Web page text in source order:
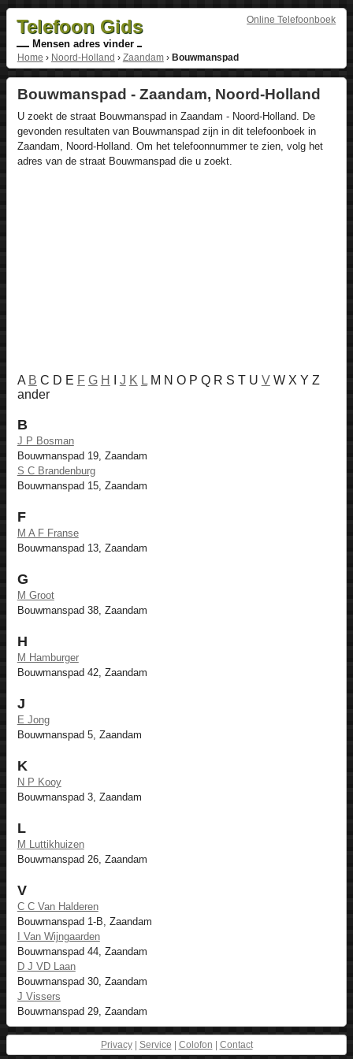
Online Telefoonboek
Telefoon Gids
Mensen adres vinder
Home › Noord-Holland › Zaandam› Bouwmanspad
Bouwmanspad - Zaandam, Noord-Holland
U zoekt de straat Bouwmanspad in Zaandam - Noord-Holland. De
gevonden resultaten van Bouwmanspad zijn in dit telefoonboek in
Zaandam, Noord-Holland. Om het telefoonnummer te zien, volg het
adres van de straat Bouwmanspad die u zoekt.
A B C D E F G H J K LM N O P Q R S T U V W X Y Z
ander
B
J P Bosman
Bouwmanspad 19, Zaandam
S C Brandenburg
Bouwmanspad 15, Zaandam
F
M A F Franse
Bouwmanspad 13, Zaandam
G
M Groot
Bouwmanspad 38, Zaandam
H
M Hamburger
Bouwmanspad 42, Zaandam
J
E Jong
Bouwmanspad 5, Zaandam
K
N P Kooy
Bouwmanspad 3, Zaandam
L
M Luttikhuizen
Bouwmanspad 26, Zaandam
V
C C Van Halderen
Bouwmanspad 1-B, Zaandam
I Van Wijngaarden
Bouwmanspad 44, Zaandam
D J VD Laan
Bouwmanspad 30, Zaandam
J Vissers
Bouwmanspad 29, Zaandam
Privacy| Service Colofon Contact